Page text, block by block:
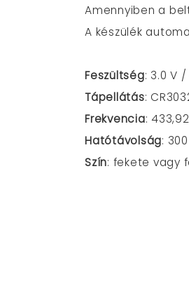
Amennyiben a
A készülék
Feszültség: 3.0 V
Tápellátás:
Frekvencia:
Hatótávolság:
Szín: fekete vagy